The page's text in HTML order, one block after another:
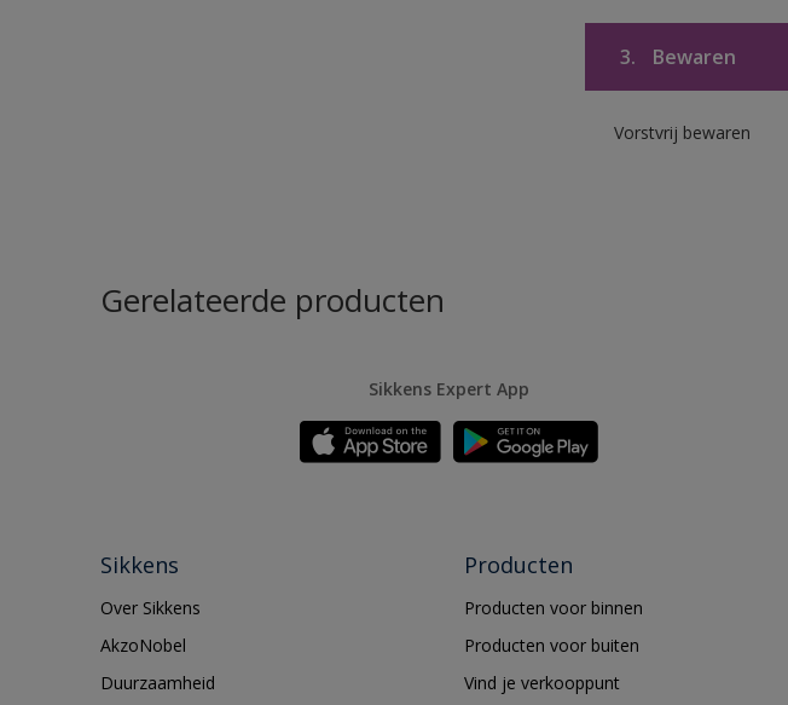
3. Bewaren
Vorstvrij bewaren
Gerelateerde producten
Sikkens Expert App
Sikkens
Over Sikkens
AkzoNobel
Duurzaamheid
Producten
Producten voor binnen
Producten voor buiten
Vind je verkooppunt